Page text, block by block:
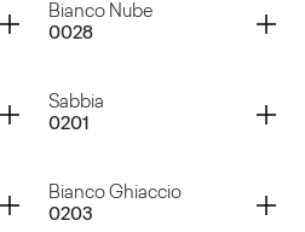
Bianco Nube
0028
Container
Sabbia
0201
Container
Bianco Ghiaccio
0203
Container